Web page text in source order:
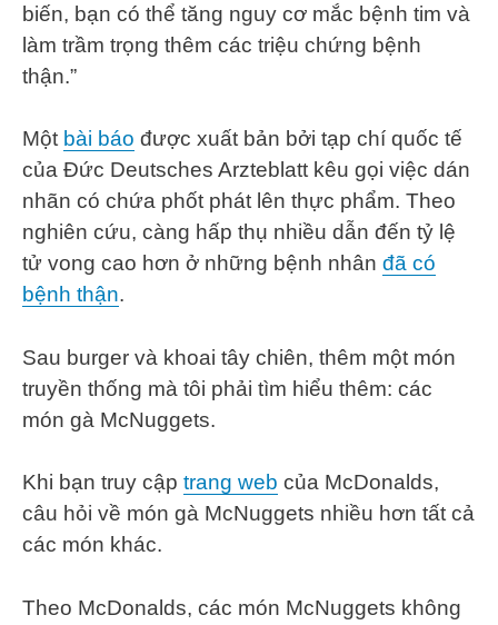
biến, bạn có thể tăng nguy cơ mắc bệnh tim và
làm trầm trọng thêm các triệu chứng bệnh
thận.”
Một bài báo được xuất bản bởi tạp chí quốc tế
của Đức Deutsches Arzteblatt kêu gọi việc dán
nhãn có chứa phốt phát lên thực phẩm. Theo
nghiên cứu, càng hấp thụ nhiều dẫn đến tỷ lệ
tử vong cao hơn ở những bệnh nhân đã có
bệnh thận.
Sau burger và khoai tây chiên, thêm một món
truyền thống mà tôi phải tìm hiểu thêm: các
món gà McNuggets.
Khi bạn truy cập trang web của McDonalds,
câu hỏi về món gà McNuggets nhiều hơn tất cả
các món khác.
Theo McDonalds, các món McNuggets không